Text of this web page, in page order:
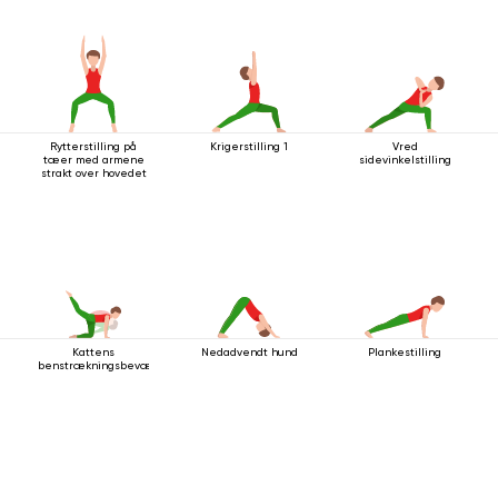
Rytterstilling på
tæer med armene
strakt over hovedet
Krigerstilling 1
Vred
sidevinkelstilling
Kattens
benstrækningsbevægelse
Nedadvendt hund Plankestilling